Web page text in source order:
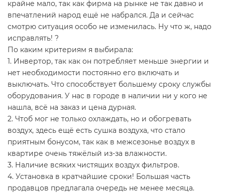
крайне мало, так как фирма на рынке не так давно и
впечатлений народ ещё не набрался. Да и сейчас
смотрю ситуация особо не изменилась. Ну что ж, надо
исправлять! ?
По каким критериям я выбирала:
1. Инвертор, так как он потребляет меньше энергии и
нет необходимости постоянно его включать и
выключать. Что способствует большему сроку службы
оборудования. У нас в городе в наличии ни у кого не
нашла, всё на заказ и цена дурная.
2. Чтоб мог не только охлаждать, но и обогревать
воздух, здесь ещё есть сушка воздуха, что стало
приятным бонусом, так как в межсезонье воздух в
квартире очень тяжёлый из-за влажности.
3. Наличие всяких чистящих воздух фильтров.
4. Установка в кратчайшие сроки! Большая часть
продавцов предлагала очередь не менее месяца.